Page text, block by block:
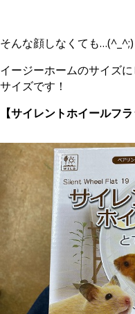
そんな顔しなくても…(^_^;)
イージーホームのサイズ
サイズです！
【サイレントホイールフ